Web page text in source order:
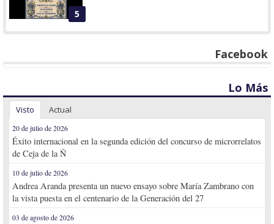
5
Facebook
Lo Más
Visto Actual
20 de julio de 2026
Éxito internacional en la segunda edición del concurso de microrrelatos
de Ceja de la Ñ
10 de julio de 2026
Andrea Aranda presenta un nuevo ensayo sobre María Zambrano con
la vista puesta en el centenario de la Generación del 27
03 de agosto de 2026